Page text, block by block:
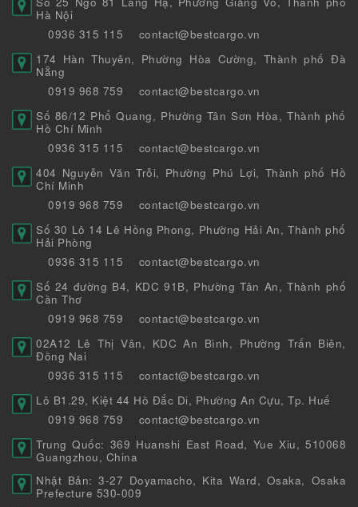
Hà Nội
0936 315 115
contact@bestcargo.vn
174 Hàn Thuyên, Phường Hòa Cường, Thành phố Đà
Nẵng
0919 968 759
contact@bestcargo.vn
Số 86/12 Phổ Quang, Phường Tân Sơn Hòa, Thành phố
Hồ Chí Minh
0936 315 115
contact@bestcargo.vn
404 Nguyễn Văn Trỗi, Phường Phú Lợi, Thành phố Hồ
Chí Minh
0919 968 759
contact@bestcargo.vn
Số 30 Lô 14 Lê Hồng Phong, Phường Hải An, Thành phố
Hải Phòng
0936 315 115
contact@bestcargo.vn
Số 24 đường B4, KDC 91B, Phường Tân An, Thành phố
Cần Thơ
0919 968 759
contact@bestcargo.vn
02A12 Lê Thị Vân, KDC An Bình, Phường Trấn Biên,
Đồng Nai
0936 315 115
contact@bestcargo.vn
Lô B1.29, Kiệt 44 Hồ Đắc Di, Phường An Cựu, Tp. Huế
0919 968 759
contact@bestcargo.vn
Trung Quốc: 369 Huanshi East Road, Yue Xiu, 510068
Guangzhou, China
Nhật Bản: 3-27 Doyamacho, Kita Ward, Osaka, Osaka
Prefecture 530-009